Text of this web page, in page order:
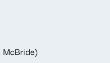
McBride)